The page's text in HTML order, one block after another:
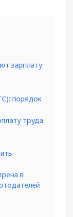
зарплату
порядок
труда
в